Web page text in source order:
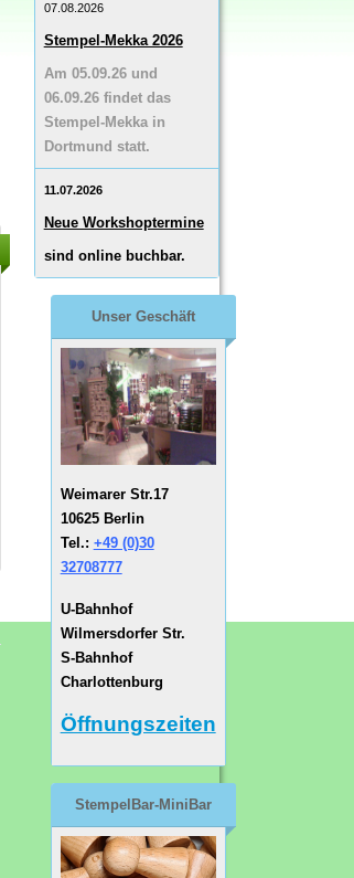
07.08.2026
Stempel-Mekka 2026
Am 05.09.26 und
06.09.26 findet das
Stempel-Mekka in
Dortmund statt.
11.07.2026
Neue Workshoptermine
sind online buchbar.
Unser Geschäft
Weimarer Str.17
10625 Berlin
Tel.: +49 (0)30
32708777
U-Bahnhof
Wilmersdorfer Str.
S-Bahnhof
Charlottenburg
Öffnungszeiten
StempelBar-MiniBar